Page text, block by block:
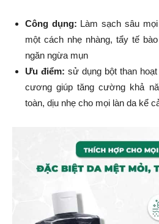
Công dụng: Làm sạch sâu
một cách nhẹ nhàng, tẩy tế
ngăn ngừa mụn
Ưu điểm: sử dụng bột than
cương giúp tăng cường khả
toàn, dịu nhẹ cho mọi làn da kể